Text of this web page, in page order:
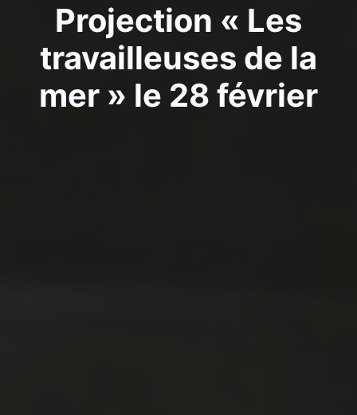
Projection « Les
travailleuses de la
mer » le 28 février